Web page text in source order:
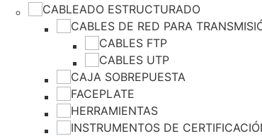
CABLEADO ESTRUCTURADO
CABLES DE RED PARA
CABLES FTP
CABLES UTP
CAJA SOBREPUESTA
FACEPLATE
HERRAMIENTAS
INSTRUMENTOS DE